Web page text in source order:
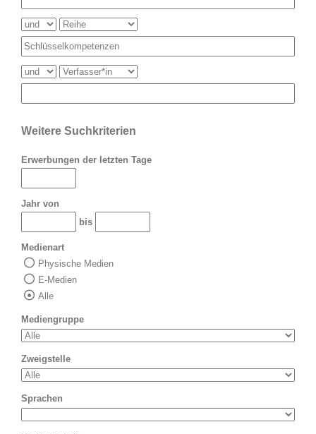
Weitere Suchkriterien
Erwerbungen der letzten Tage
Jahr von
bis
Medienart
Physische Medien
E-Medien
Alle
Mediengruppe
Zweigstelle
Sprachen